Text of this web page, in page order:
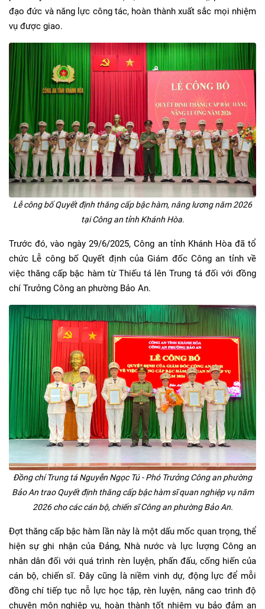
đạo đức và năng lực công tác, hoàn thành xuất sắc mọi nhiệm
vụ được giao.
Lễ công bố Quyết định thăng cấp bậc hàm, nâng lương năm 2026
tại Công an tỉnh Khánh Hòa.
Trước đó, vào ngày 29/6/2025, Công an tỉnh Khánh Hòa đã tổ
chức Lễ công bố Quyết định của Giám đốc Công an tỉnh về
việc thăng cấp bậc hàm từ Thiếu tá lên Trung tá đối với đồng
chí Trưởng Công an phường Bảo An.
Đồng chí Trung tá Nguyễn Ngọc Tú - Phó Trưởng Công an phường
Bảo An trao Quyết định thăng cấp bậc hàm sĩ quan nghiệp vụ năm
2026 cho các cán bộ, chiến sĩ Công an phường Bảo An.
Đợt thăng cấp bậc hàm lần này là một dấu mốc quan trọng, thể
hiện sự ghi nhận của Đảng, Nhà nước và lực lượng Công an
nhân dân đối với quá trình rèn luyện, phấn đấu, cống hiến của
cán bộ, chiến sĩ. Đây cũng là niềm vinh dự, động lực để mỗi
đồng chí tiếp tục nỗ lực học tập, rèn luyện, nâng cao trình độ
chuyên môn nghiệp vụ, hoàn thành tốt nhiệm vụ bảo đảm an